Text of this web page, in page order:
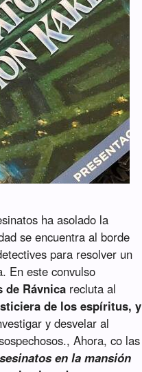
ha asolado la
se encuentra al borde
para resolver un
En este convulso
de Rávnica recluta al
de los espíritus, y
y desvelar al
Ahora, co las
en la mansión